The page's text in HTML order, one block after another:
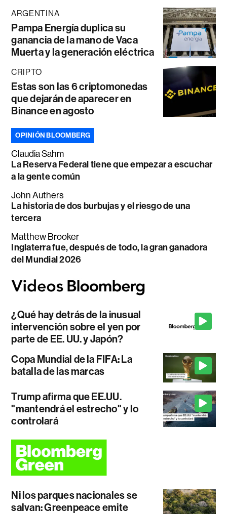
ARGENTINA
Pampa Energía duplica su
ganancia de la mano de Vaca
Muerta y la generación eléctrica
CRIPTO
Estas son las 6 criptomonedas
que dejarán de aparecer en
Binance en agosto
OPINIÓN BLOOMBERG
Claudia Sahm
La Reserva Federal tiene que empezar a escuchar
a la gente común
John Authers
La historia de dos burbujas y el riesgo de una
tercera
Matthew Brooker
Inglaterra fue, después de todo, la gran ganadora
del Mundial 2026
¿Qué hay detrás de la inusual
intervención sobre el yen por
parte de EE. UU. y Japón?
Copa Mundial de la FIFA: La
batalla de las marcas
Trump afirma que EE.UU.
"mantendrá el estrecho" y lo
controlará
Ni los parques nacionales se
salvan: Greenpeace emite